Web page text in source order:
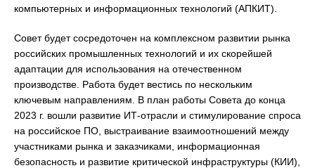
компьютерных и информационных технологий (АПКИТ).
Совет будет сосредоточен на комплексном развитии рынка
российских промышленных технологий и их скорейшей
адаптации для использования на отечественном
производстве. Работа будет вестись по нескольким
ключевым направлениям. В план работы Совета до конца
2023 г. вошли развитие ИТ-отрасли и стимулирование спроса
на российское ПО, выстраивание взаимоотношений между
участниками рынка и заказчиками, информационная
безопасность и развитие критической инфраструктуры (КИИ),